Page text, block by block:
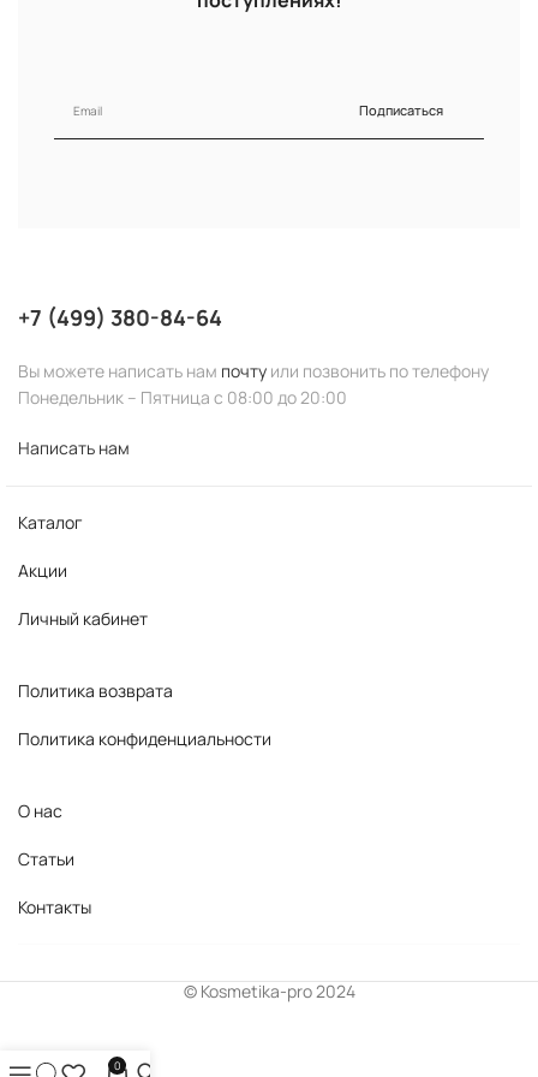
Подписаться
О нас
Статьи
Контакты
Политика возврата
Политика конфиденциальности
Каталог
Акции
Личный кабинет
+7 (499) 380-84-64
Вы можете написать нам почту или позвонить по телефону
Понедельник – Пятница с 08:00 до 20:00
Написать нам
© Kosmetika-pro 2024
0